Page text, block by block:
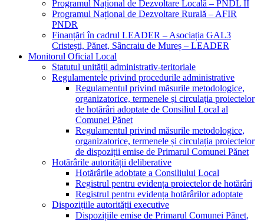
Programul Național de Dezvoltare Locală – PNDL II
Programul Național de Dezvoltare Rurală – AFIR
PNDR
Finanțări în cadrul LEADER – Asociația GAL3
Cristești, Pănet, Sâncraiu de Mureș – LEADER
Monitorul Oficial Local
Statutul unității administrativ-teritoriale
Regulamentele privind procedurile administrative
Regulamentul privind măsurile metodologice,
organizatorice, termenele și circulația proiectelor
de hotărâri adoptate de Consiliul Local al
Comunei Pănet
Regulamentul privind măsurile metodologice,
organizatorice, termenele și circulația proiectelor
de dispoziții emise de Primarul Comunei Pănet
Hotărârile autorității deliberative
Hotărârile adobtate a Consiliului Local
Registrul pentru evidența proiectelor de hotărâri
Registrul pentru evidența hotărârilor adoptate
Dispozițiile autorității executive
Dispozițiile emise de Primarul Comunei Pănet,